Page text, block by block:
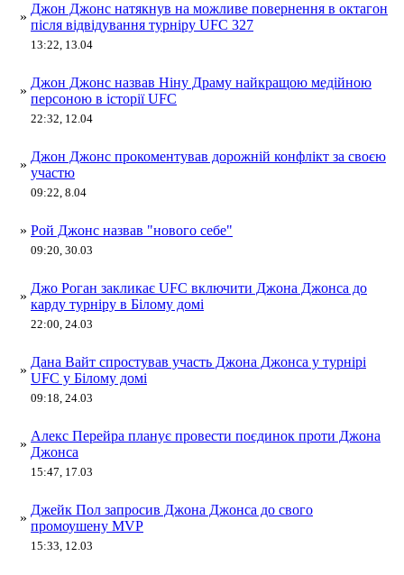
»
Джон Джонс натякнув на можливе повернення в октагон
після відвідування турніру UFC 327
13:22, 13.04
»
Джон Джонс назвав Ніну Драму найкращою медійною
персоною в історії UFC
22:32, 12.04
»
Джон Джонс прокоментував дорожній конфлікт за своєю
участю
09:22, 8.04
» Рой Джонс назвав "нового себе"
09:20, 30.03
»
Джо Роган закликає UFC включити Джона Джонса до
карду турніру в Білому домі
22:00, 24.03
»
Дана Вайт спростував участь Джона Джонса у турнірі
UFC у Білому домі
09:18, 24.03
»
Алекс Перейра планує провести поєдинок проти Джона
Джонса
15:47, 17.03
»
Джейк Пол запросив Джона Джонса до свого
промоушену MVP
15:33, 12.03